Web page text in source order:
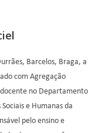
Barcelos, Braga, a
com Agregação
no Departamento
e Humanas da
pelo ensino e